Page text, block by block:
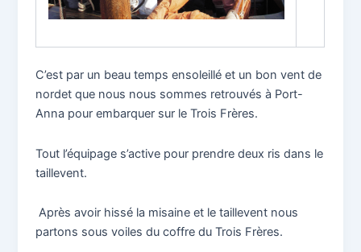
C’est par un beau temps ensoleillé et un bon vent de
nordet que nous nous sommes retrouvés à Port-
Anna pour embarquer sur le Trois Frères.
Tout l’équipage s’active pour prendre deux ris dans le
taillevent.
Après avoir hissé la misaine et le taillevent nous
partons sous voiles du coffre du Trois Frères.